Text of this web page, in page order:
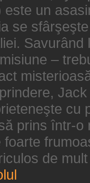
este un
se
–
cu
prins într-
foarte
de